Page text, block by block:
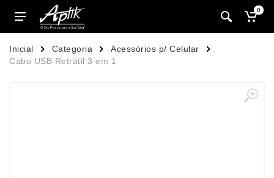
0
Inicial Categoria
Acessórios p/ Celular
Cabo USB Retrátil 3 em 1